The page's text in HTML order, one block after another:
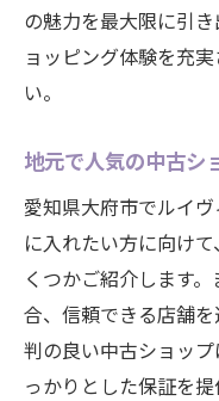
の魅力を最大限に引
ョッピング体験を充
い。
地元で人気の中古シ
愛知県大府市でルイ
に入れたい方に向け
くつかご紹介します
合、信頼できる店舗
判の良い中古ショッ
っかりとした保証を